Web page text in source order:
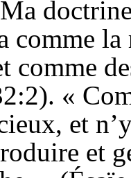
comme
comme
«
et
et